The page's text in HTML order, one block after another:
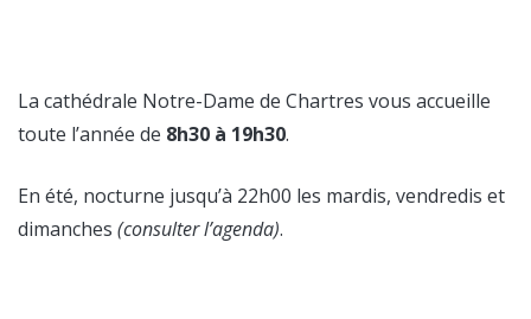
La cathédrale Notre-Dame de Chartres vous accueille
toute l’année de 8h30 à 19h30.
En été, nocturne jusqu’à 22h00 les mardis, vendredis et
dimanches (consulter l’agenda).